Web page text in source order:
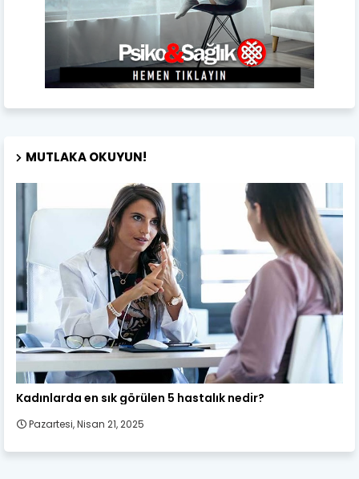
MUTLAKA OKUYUN!
Kadın Sağlığı
Kadınlarda en sık görülen 5 hastalık nedir?
Pazartesi, Nisan 21, 2025